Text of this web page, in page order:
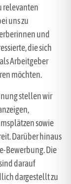
relevanten
uns zu
und
die sich
Arbeitgeber
möchten.
stellen wir
sowie
Darüber hinaus
Bewerbung. Die
darauf
dargestellt zu